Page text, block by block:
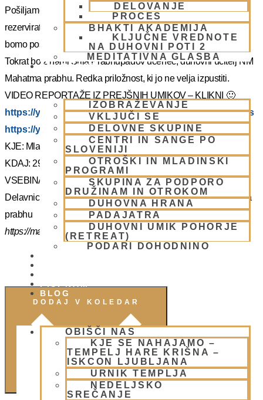
DELOVANJE
PROCES
BHAKTI AKADEMIJA
KLJUČNE VREDNOTE
NA DUHOVNI POTI 2
MEDITATIVNA GLASBA
SKUPNOST
IZOBRAŽEVANJE
VKLJUČI SE
DELOVNE SKUPINE
CENTRI IN SANGE PO
SLOVENIJI
OTROŠKI IN MLADINSKI
PROGRAMI
SKUPINA ZA PODPORO
DRUŽINAM IN OTROKOM
DUHOVNA HRANA
PADAJATRA
DUHOVNI UMIK POHORJE
(RETREAT)
PODARI DOHODNINO
BLOG
OBIŠČI NAS
KJE SE NAHAJAMO –
TEMPELJ HARE KRIŠNA –
ISKCON LJUBLJANA
URNIK TEMPLJA
NEDELJSKO
SREČANJE
Pošiljamo vam samo osnovno informacijo tako da si lahko
rezervirate dopust. Več podatkov in možnost za prijavo vam
bomo poslal kasneje.
Tokrat bo z nami Šrila Prabhupadov učenec, duhovni učitelj NM
Mahatma prabhu. Redka priložnost, ki jo ne velja izpustiti.
VIDEO REPORTAŽE IZ PREJŠNIH UMIKOV – KLIKNI 🙂
https://youtu.be/mVmx_h4mTCc?si=iYB7KXEdqz7Nz2is
https://youtu.be/AziuZJyrho4?si=Zr5a_H8Hj-X888vW
KJE: Mladinski dom na Smolniku (mariborsko Pohorje)
KDAJ: 29.7.- 2.8.2025 (od torka do sobote)
VSEBINA:
Delavnice in bo vodil, Šrila Prabhupadov učenec NM Mahatma
prabhu
https://mahatmadas.com